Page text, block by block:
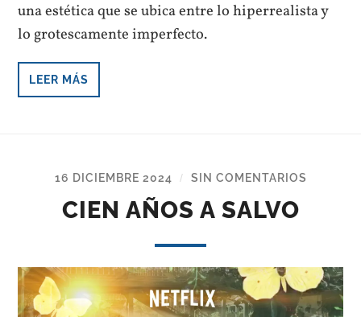
una estética que se ubica entre lo hiperrealista y
lo grotescamente imperfecto.
LEER MÁS
16 DICIEMBRE 2024 / SIN COMENTARIOS
CIEN AÑOS A SALVO